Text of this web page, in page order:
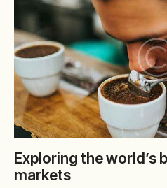
Exploring the world’s
markets